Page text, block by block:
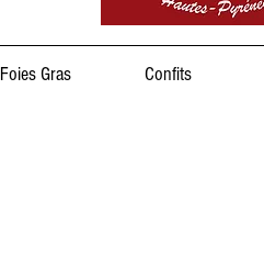
Foies Gras Confits